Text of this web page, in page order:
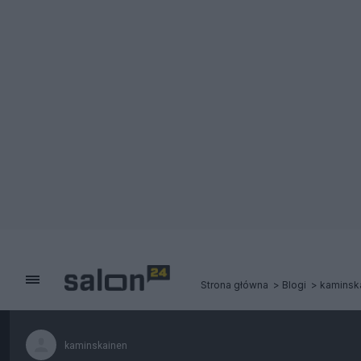
Strona główna Blogi
kaminskainen